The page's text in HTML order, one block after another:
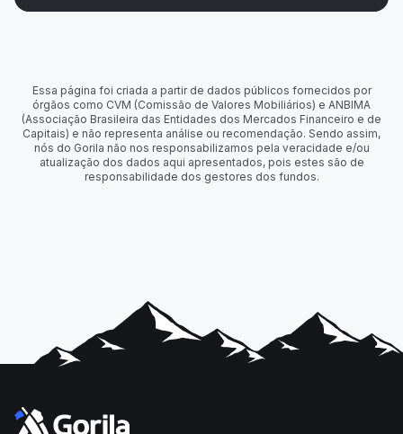
Essa página foi criada a partir de dados públicos fornecidos por
órgãos como CVM (Comissão de Valores Mobiliários) e ANBIMA
(Associação Brasileira das Entidades dos Mercados Financeiro e de
Capitais) e não representa análise ou recomendação. Sendo assim,
nós do Gorila não nos responsabilizamos pela veracidade e/ou
atualização dos dados aqui apresentados, pois estes são de
responsabilidade dos gestores dos fundos.